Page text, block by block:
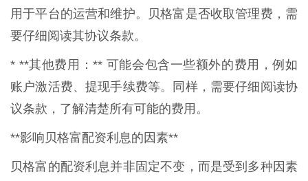
用于平台的运营和维护。贝格富是否收取管理费，需
要仔细阅读其协议条款。
* **其他费用：** 可能会包含一些额外的费用，例如
账户激活费、提现手续费等。同样，需要仔细阅读协
议条款，了解清楚所有可能的费用。
**影响贝格富配资利息的因素**
贝格富的配资利息并非固定不变，而是受到多种因素